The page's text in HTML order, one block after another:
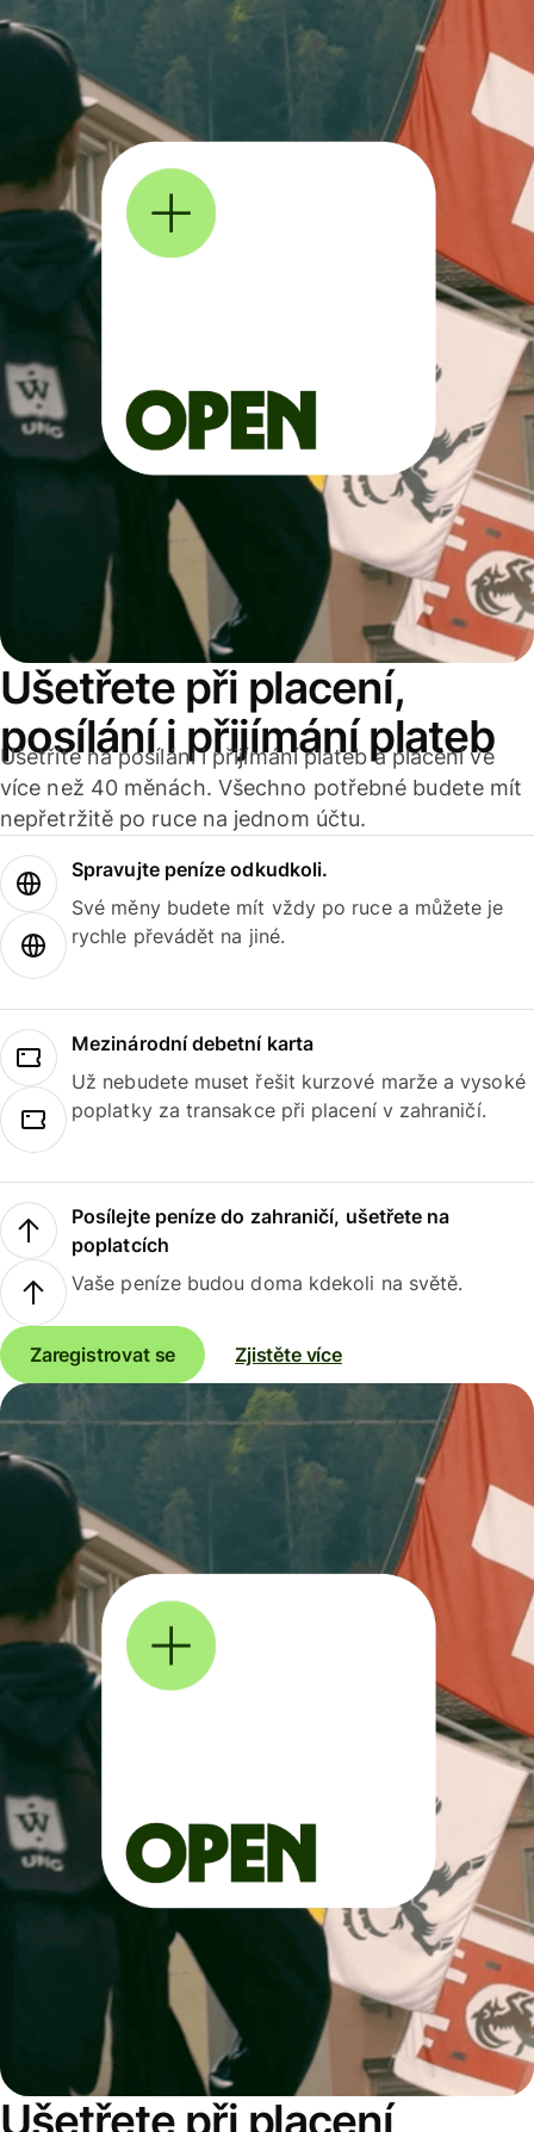
Ušetřete při placení,
posílání i přijímání plateb
Ušetříte na posílání i přijímání plateb a placení ve
více než 40 měnách. Všechno potřebné budete mít
nepřetržitě po ruce na jednom účtu.
Spravujte peníze odkudkoli.
Své měny budete mít vždy po ruce a můžete je
rychle převádět na jiné.
Mezinárodní debetní karta
Už nebudete muset řešit kurzové marže a vysoké
poplatky za transakce při placení v zahraničí.
Posílejte peníze do zahraničí, ušetřete na
poplatcích
Vaše peníze budou doma kdekoli na světě.
Zaregistrovat se Zjistěte více
Ušetřete při placení,